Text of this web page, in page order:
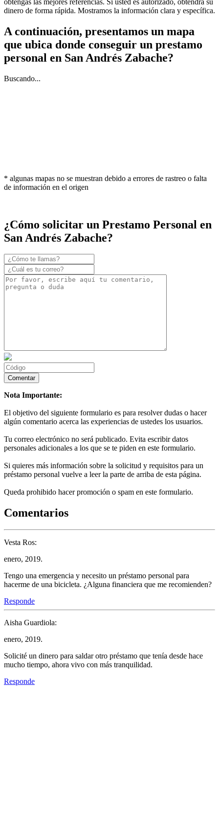
dinero de forma rápida. Mostramos la información clara y específica.
A continuación, presentamos un mapa
que ubica donde conseguir un prestamo
personal en San Andrés Zabache?
Buscando...
* algunas mapas no se muestran debido a errores de rastreo o falta
de información en el origen
¿Cómo solicitar un Prestamo Personal en
San Andrés Zabache?
Nota Importante:
El objetivo del siguiente formulario es para resolver dudas o hacer
algún comentario acerca las experiencias de ustedes los usuarios.
Tu correo electrónico no será publicado. Evita escribir datos
personales adicionales a los que se te piden en este formulario.
Si quieres más información sobre la solicitud y requisitos para un
préstamo personal vuelve a leer la parte de arriba de esta página.
Queda prohibido hacer promoción o spam en este formulario.
Comentarios
Vesta Ros:
enero, 2019.
Tengo una emergencia y necesito un préstamo personal para
hacerme de una bicicleta. ¿Alguna financiera que me recomienden?
Responde
Aisha Guardiola:
enero, 2019.
Solicité un dinero para saldar otro préstamo que tenía desde hace
mucho tiempo, ahora vivo con más tranquilidad.
Responde